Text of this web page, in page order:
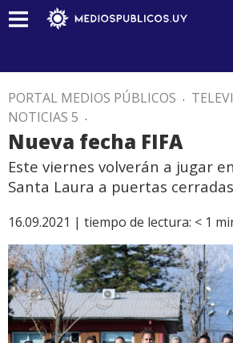
PORTAL MEDIOS PÚBLICOS .
NOTICIAS 5 .
Nueva fecha FIFA
Este viernes volverán a jugar
Santa Laura a puertas cerradas
16.09.2021 | tiempo de lectura: < 1